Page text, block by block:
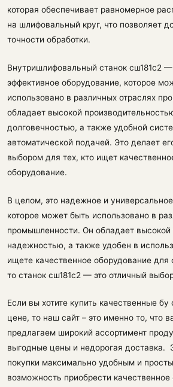
которая обеспечивает равномерное
на шлифовальный круг, что позволяет
точности обработки.
Внутришлифовальный станок сш181с2
эффективное оборудование, которое
использовано в различных отраслях
обладает высокой
долговечностью, а также удобной
автоматической подачей. Это делает
выбором для тех, кто ищет
оборудование.
В целом, это надежное и
которое может быть использовано в
промышленности. Он обладает высокой
надежностью, а также удобен в
ищете качественное оборудование для
то станок сш181с2 — это отличный
Если вы хотите купить качественные бу
цене, то наш сайт – это именно то, что
предлагаем широкий ассортимент
выгодные цены и недорогая доставка.
покупки максимально удобным и
возможность приобрести